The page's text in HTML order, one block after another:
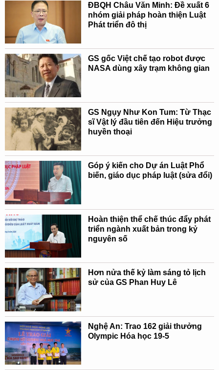
ĐBQH Châu Văn Minh: Đề xuất 6
nhóm giải pháp hoàn thiện Luật
Phát triển đô thị
GS gốc Việt chế tạo robot được
NASA dùng xây trạm không gian
GS Ngụy Như Kon Tum: Từ Thạc
sĩ Vật lý đầu tiên đến Hiệu trưởng
huyền thoại
Góp ý kiến cho Dự án Luật Phổ
biến, giáo dục pháp luật (sửa đổi)
Hoàn thiện thể chế thúc đẩy phát
triển ngành xuất bản trong kỷ
nguyên số
Hơn nửa thế kỷ làm sáng tỏ lịch
sử của GS Phan Huy Lê
Nghệ An: Trao 162 giải thưởng
Olympic Hóa học 19-5